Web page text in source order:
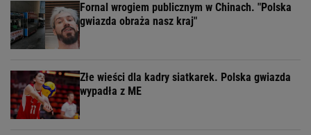
Fornal wrogiem publicznym w Chinach. "Polska
gwiazda obraża nasz kraj"
Złe wieści dla kadry siatkarek. Polska gwiazda
wypadła z ME